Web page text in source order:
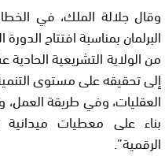
وقال جلالة الملك، في
البرلمان بمناسبة افتتاح
من الولاية التشريعية
إلى تحقيقه على مستوى
العقليات، وفي طريقة العمل،
بناء على معطيات ميدانية
الرقمية”.